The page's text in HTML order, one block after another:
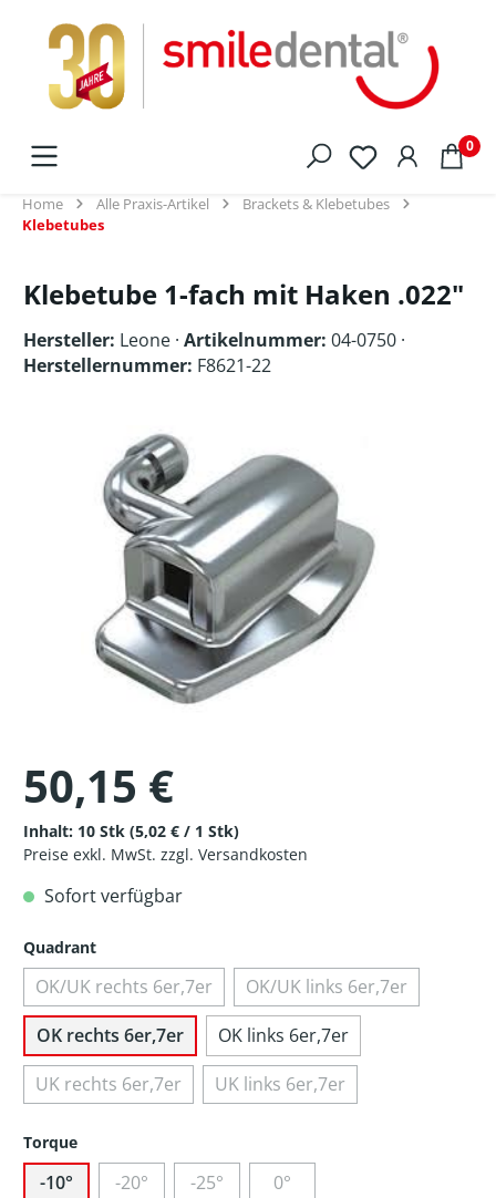
springen
0
Home Alle Praxis-Artikel
Brackets & Klebetubes
Klebetubes
Klebetube 1-fach mit Haken .022"
Hersteller: Leone · Artikelnummer: 04-0750 ·
Herstellernummer: F8621-22
50,15 €
Inhalt: 10 Stk (5,02 € / 1 Stk)
Preise exkl. MwSt. zzgl. Versandkosten
Sofort verfügbar
Quadrant
OK/UK rechts 6er,7er
OK/UK links 6er,7er
OK rechts 6er,7er
OK links 6er,7er
UK rechts 6er,7er
UK links 6er,7er
Torque
-10° -20° -25° 0°